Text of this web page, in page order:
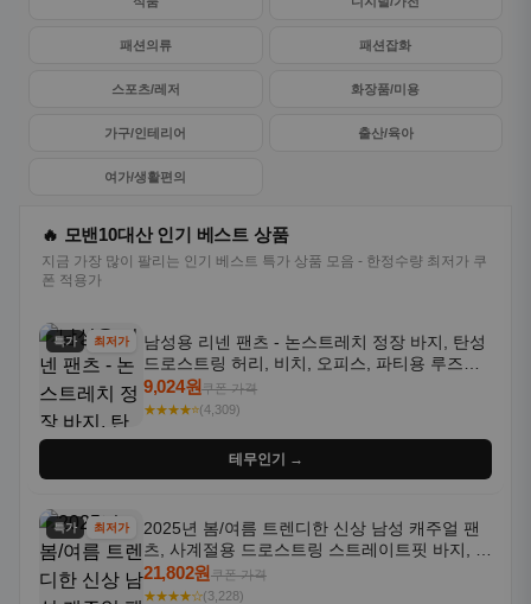
패션의류 패션잡화
스포츠/레저 화장품/미용
가구/인테리어 출산/육아
여가/생활편의
🔥 모밴10대산 인기 베스트 상품
지금 가장 많이 팔리는 인기 베스트 특가 상품 모음 - 한정수량 최저가 쿠
폰 적용가
특가 최저가
남성용 리넨 팬츠 - 논스트레치 정장 바지, 탄성
드로스트링 허리, 비치, 오피스, 파티용 루즈핏
트라우저 - 세탁기 사용 가능한 캐주얼 정장 의
상
9,024원쿠폰 가격
★★★★⭐(4,309)
테무인기 →
특가 최저가
2025년 봄/여름 트렌디한 신상 남성 캐주얼 팬
츠, 사계절용 드로스트링 스트레이트핏 바지, 한
국 스타일, 활용도 높은 아웃도어 및 정장용, 발
목 바지
21,802원쿠폰 가격
★★★★☆(3,228)